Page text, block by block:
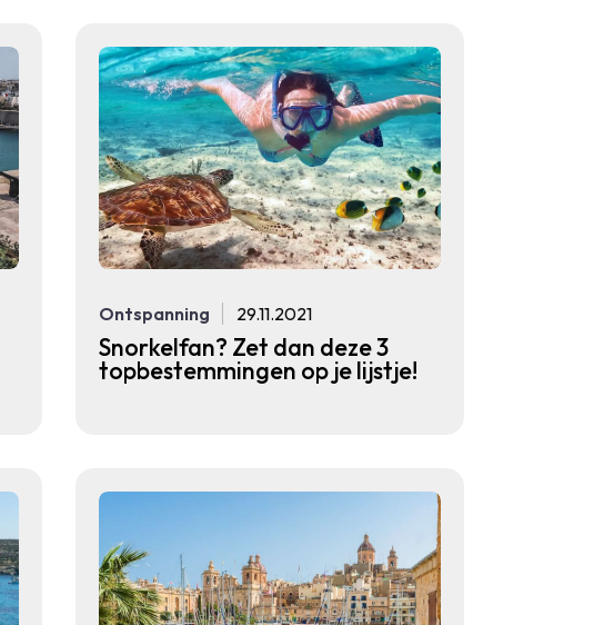
Ontspanning 29.11.2021
Snorkelfan? Zet dan deze 3
topbestemmingen op je lijstje!